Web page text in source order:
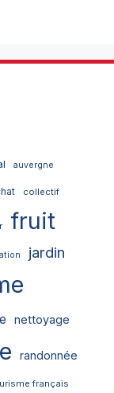
auvergne
collectif
fruit
jardin
nettoyage
randonnée
français